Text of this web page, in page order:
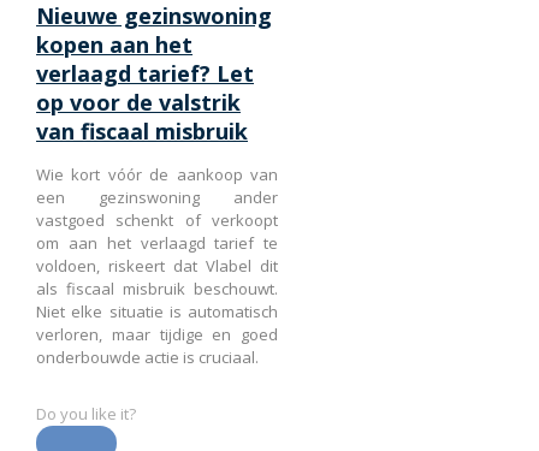
Nieuwe gezinswoning
kopen aan het
verlaagd tarief? Let
op voor de valstrik
van fiscaal misbruik
Wie kort vóór de aankoop van
een gezinswoning ander
vastgoed schenkt of verkoopt
om aan het verlaagd tarief te
voldoen, riskeert dat Vlabel dit
als fiscaal misbruik beschouwt.
Niet elke situatie is automatisch
verloren, maar tijdige en goed
onderbouwde actie is cruciaal.
Do you like it?